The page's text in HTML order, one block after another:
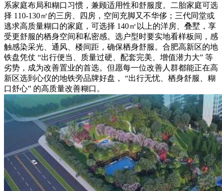
系家庭布局和糊口习惯，兼顾适用性和舒服度。二胎家庭可选
择 110-130㎡的三房、四房，空间充脚又不华侈；三代同堂或
逃求高质量糊口的家庭，可选择 140㎡以上的洋房、叠墅，享
受更舒服的栖身空间和私密感。选户型时要实地看样板间，感
触感染采光、通风、楼间距，确保栖身舒服。合肥高新区的地
铁盘凭仗 “出行便当、质量过硬、配套完美、增值潜力大” 等
劣势，成为改善置业的首选。但愿每一位改善人群都能正在高
新区选到心仪的地铁旁品牌好盘， “出行无忧、栖身舒服、糊
口舒心” 的高质量改善糊口。